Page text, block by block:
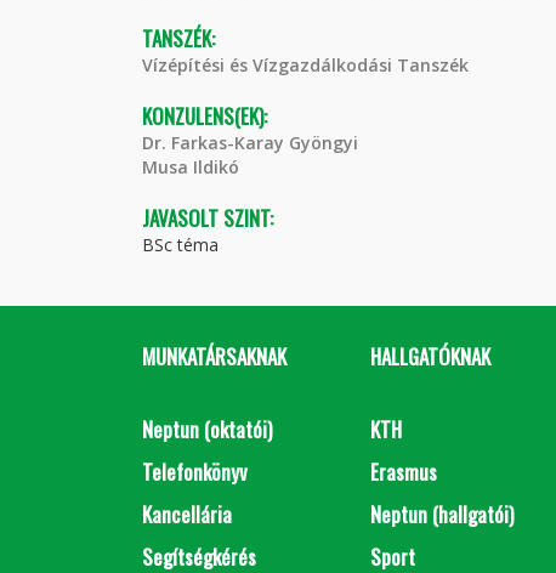
TANSZÉK:
Vízépítési és Vízgazdálkodási Tanszék
KONZULENS(EK):
Dr. Farkas-Karay Gyöngyi
Musa Ildikó
JAVASOLT SZINT:
BSc téma
MUNKATÁRSAKNAK
Neptun (oktatói)
Telefonkönyv
Kancellária
Segítségkérés
HALLGATÓKNAK
KTH
Erasmus
Neptun (hallgatói)
Sport